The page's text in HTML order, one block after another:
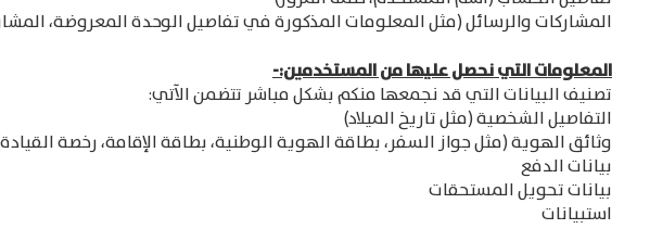
changing
dates.المشاركات والرسائل (مثل المعلومات المذكورة في تفاصيل الوحدة المعروضة،
المعلومات التي نحصل عليها من المستخدمين:-
تصنيف البيانات التي قد نجمعها منكم بشكل مباشر تتضمن الآتي:
التفاصيل الشخصية (مثل تاريخ الميلاد)
وثائق الهوية (مثل جواز السفر، بطاقة الهوية الوطنية، بطاقة الإقامة، رخصة
بيانات الدفع
بيانات تحويل المستحقات
استبيانات